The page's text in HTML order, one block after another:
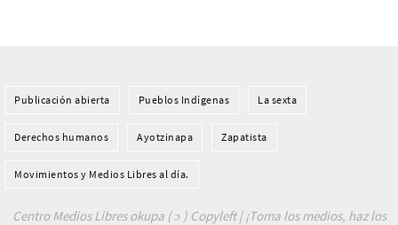
Publicación abierta Pueblos Indí­genas La sexta
Derechos humanos Ayotzinapa Zapatista
Movimientos y Medios Libres al día.
Centro Medios Libres okupa ( ɔ ) Copyleft | ¡Toma los medios, haz los